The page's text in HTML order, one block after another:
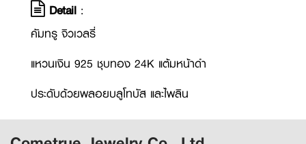
Detail :
คัมทรู จิวเวลรี่
แหวนเงิน 925 ชุบทอง 24K แต้มหน้าดำ
ประดับด้วยพลอยบลูโทบัส และไพลิน